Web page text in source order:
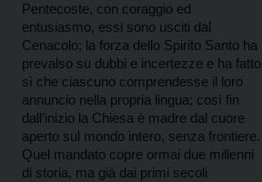
Pentecoste, con coraggio ed
entusiasmo, essi sono usciti dal
Cenacolo; la forza dello Spirito Santo ha
prevalso su dubbi e incertezze e ha fatto
sì che ciascuno comprendesse il loro
annuncio nella propria lingua; così fin
dall’inizio la Chiesa è madre dal cuore
aperto sul mondo intero, senza frontiere.
Quel mandato copre ormai due millenni
di storia, ma già dai primi secoli